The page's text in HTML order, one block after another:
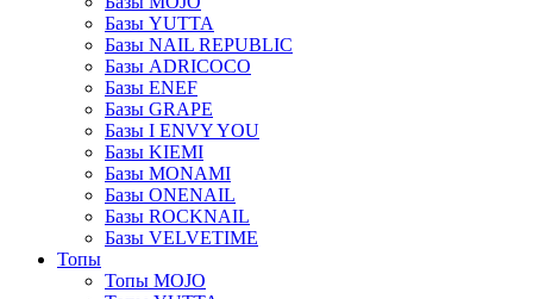
Базы YUTTA
Базы NAIL REPUBLIC
Базы ADRICOCO
Базы ENEF
Базы GRAPE
Базы I ENVY YOU
Базы KIEMI
Базы MONAMI
Базы ONENAIL
Базы ROCKNAIL
Базы VELVETIME
Топы
Топы MOJO